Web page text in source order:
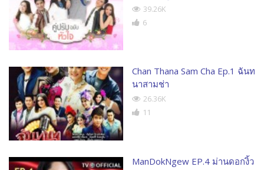
39.26K
6
Chan Thana Sam Cha Ep.1 ฉันท
นาสามช่า
26.36K
11
ManDokNgew EP.4 ม่านดอกงิ้ว